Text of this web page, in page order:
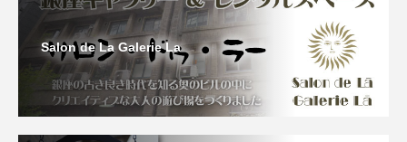
Salon de La Galerie La